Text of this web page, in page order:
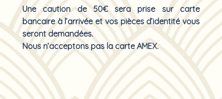
Une caution de 50€ sera prise sur carte
bancaire à l’arrivée et vos pièces d’identité vous
seront demandées.
Nous n’acceptons pas la carte AMEX.